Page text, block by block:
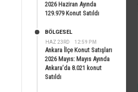
2026 Haziran Ayında
129.979 Konut Satıldı
HAZ 23RD 12:59 PM
BÖLGESEL
Ankara İlçe Konut Satışları
2026 Mayıs: Mayıs Ayında
Ankara’da 8.021 konut
Satıldı